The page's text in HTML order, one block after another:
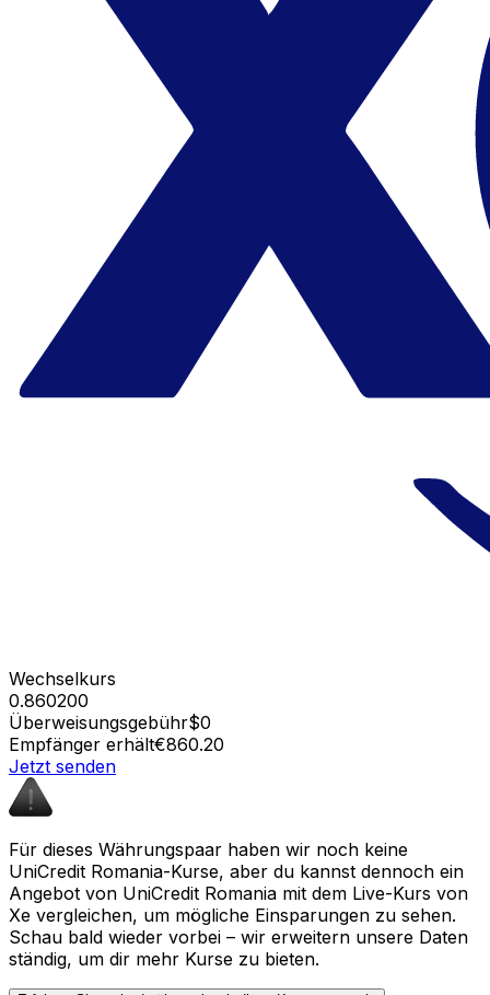
Wechselkurs
0.860200
Überweisungsgebühr$0
Empfänger erhält€860.20
Jetzt senden
Für dieses Währungspaar haben wir noch keine
UniCredit Romania-Kurse, aber du kannst dennoch ein
Angebot von UniCredit Romania mit dem Live-Kurs von
Xe vergleichen, um mögliche Einsparungen zu sehen.
Schau bald wieder vorbei – wir erweitern unsere Daten
ständig, um dir mehr Kurse zu bieten.